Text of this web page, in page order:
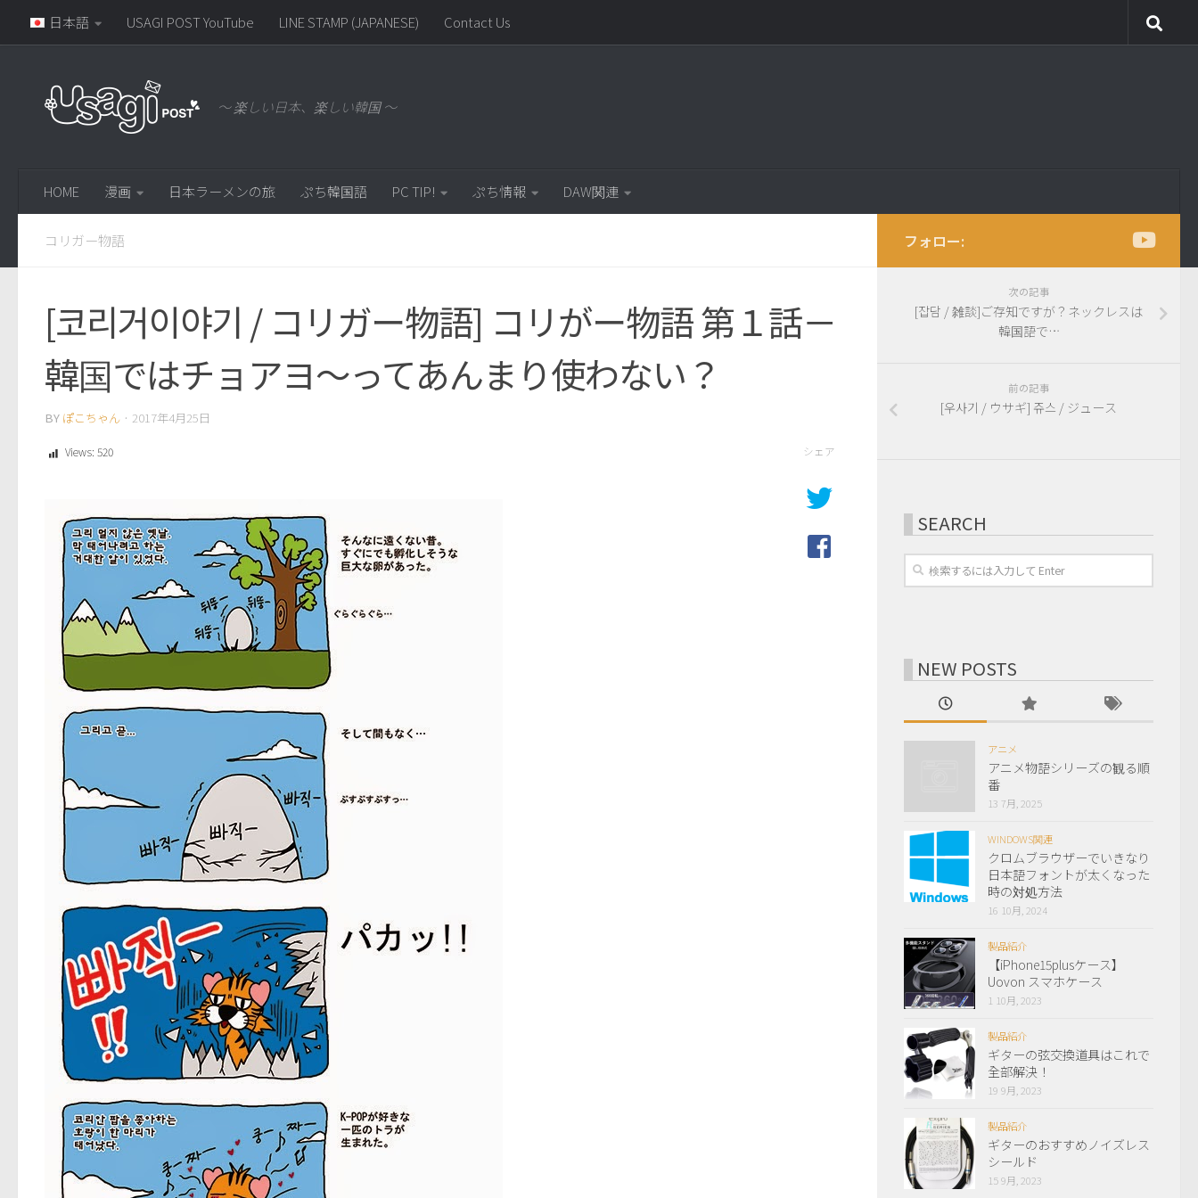
日本語 USAGI POST YouTube LINE STAMP (JAPANESE) Contact Us
～ 楽しい日本、楽しい韓国 ～
HOME 漫画 日本ラーメンの旅 ぷち韓国語 PC TIP! ぷち情報 DAW関連
コリガー物語
[코리거이야기 / コリガー物語] コリがー物語 第１話－
韓国ではチョアヨ～ってあんまり使わない？
BY ぽこちゃん · 2017年4月25日
Views: 520 シェア
フォロー:
次の記事
[잡담 / 雑談]ご存知ですが？ネックレスは
韓国語で…
前の記事
[우사기 / ウサギ] 쥬스 / ジュース
SEARCH
NEW POSTS
アニメ
アニメ物語シリーズの観る順
番
13 7月, 2025
WINDOWS関連
クロムブラウザーでいきなり
日本語フォントが太くなった
時の対処方法
16 10月, 2024
製品紹介
【iPhone15plusケース】
Uovon スマホケース
1 10月, 2023
製品紹介
ギターの弦交換道具はこれで
全部解決！
19 9月, 2023
製品紹介
ギターのおすすめノイズレス
シールド
15 9月, 2023